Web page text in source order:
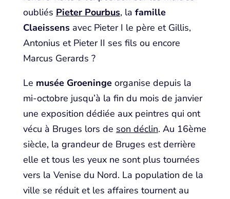
oubliés Pieter Pourbus, la famille
Claeissensavec Pieter I le père et Gillis,
Antonius et Pieter II ses fils ou encore
Marcus Gerards ?
Le musée Groeningeorganise depuis la
mi-octobre jusqu’à la fin du mois de janvier
une exposition dédiée aux peintres qui ont
vécu à Bruges lors de son déclin. Au 16ème
siècle, la grandeur de Bruges est derrière
elle et tous les yeux ne sont plus tournées
vers la Venise du Nord. La population de la
ville se réduit et les affaires tournent au